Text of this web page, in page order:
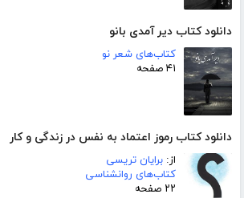
دانلود کتاب دیر آمدی بانو
کتاب‌های شعر نو
۴۱ صفحه
دانلود کتاب رموز اعتماد به نفس در زندگی و کار
از: برایان تریسی
کتاب‌های روانشناسی
۲۲ صفحه